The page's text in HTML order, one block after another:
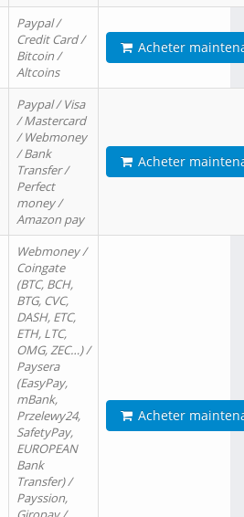
Paypal /
Credit Card /
Bitcoin /
Altcoins
Acheter
Paypal / Visa
/ Mastercard
/ Webmoney
/ Bank
Transfer /
Perfect
money /
Amazon pay
Acheter
Webmoney /
Coingate
(BTC, BCH,
BTG, CVC,
DASH, ETC,
ETH, LTC,
OMG, ZEC…) /
Paysera
(EasyPay,
mBank,
Przelewy24,
SafetyPay,
EUROPEAN
Bank
Transfer) /
Payssion,
Acheter